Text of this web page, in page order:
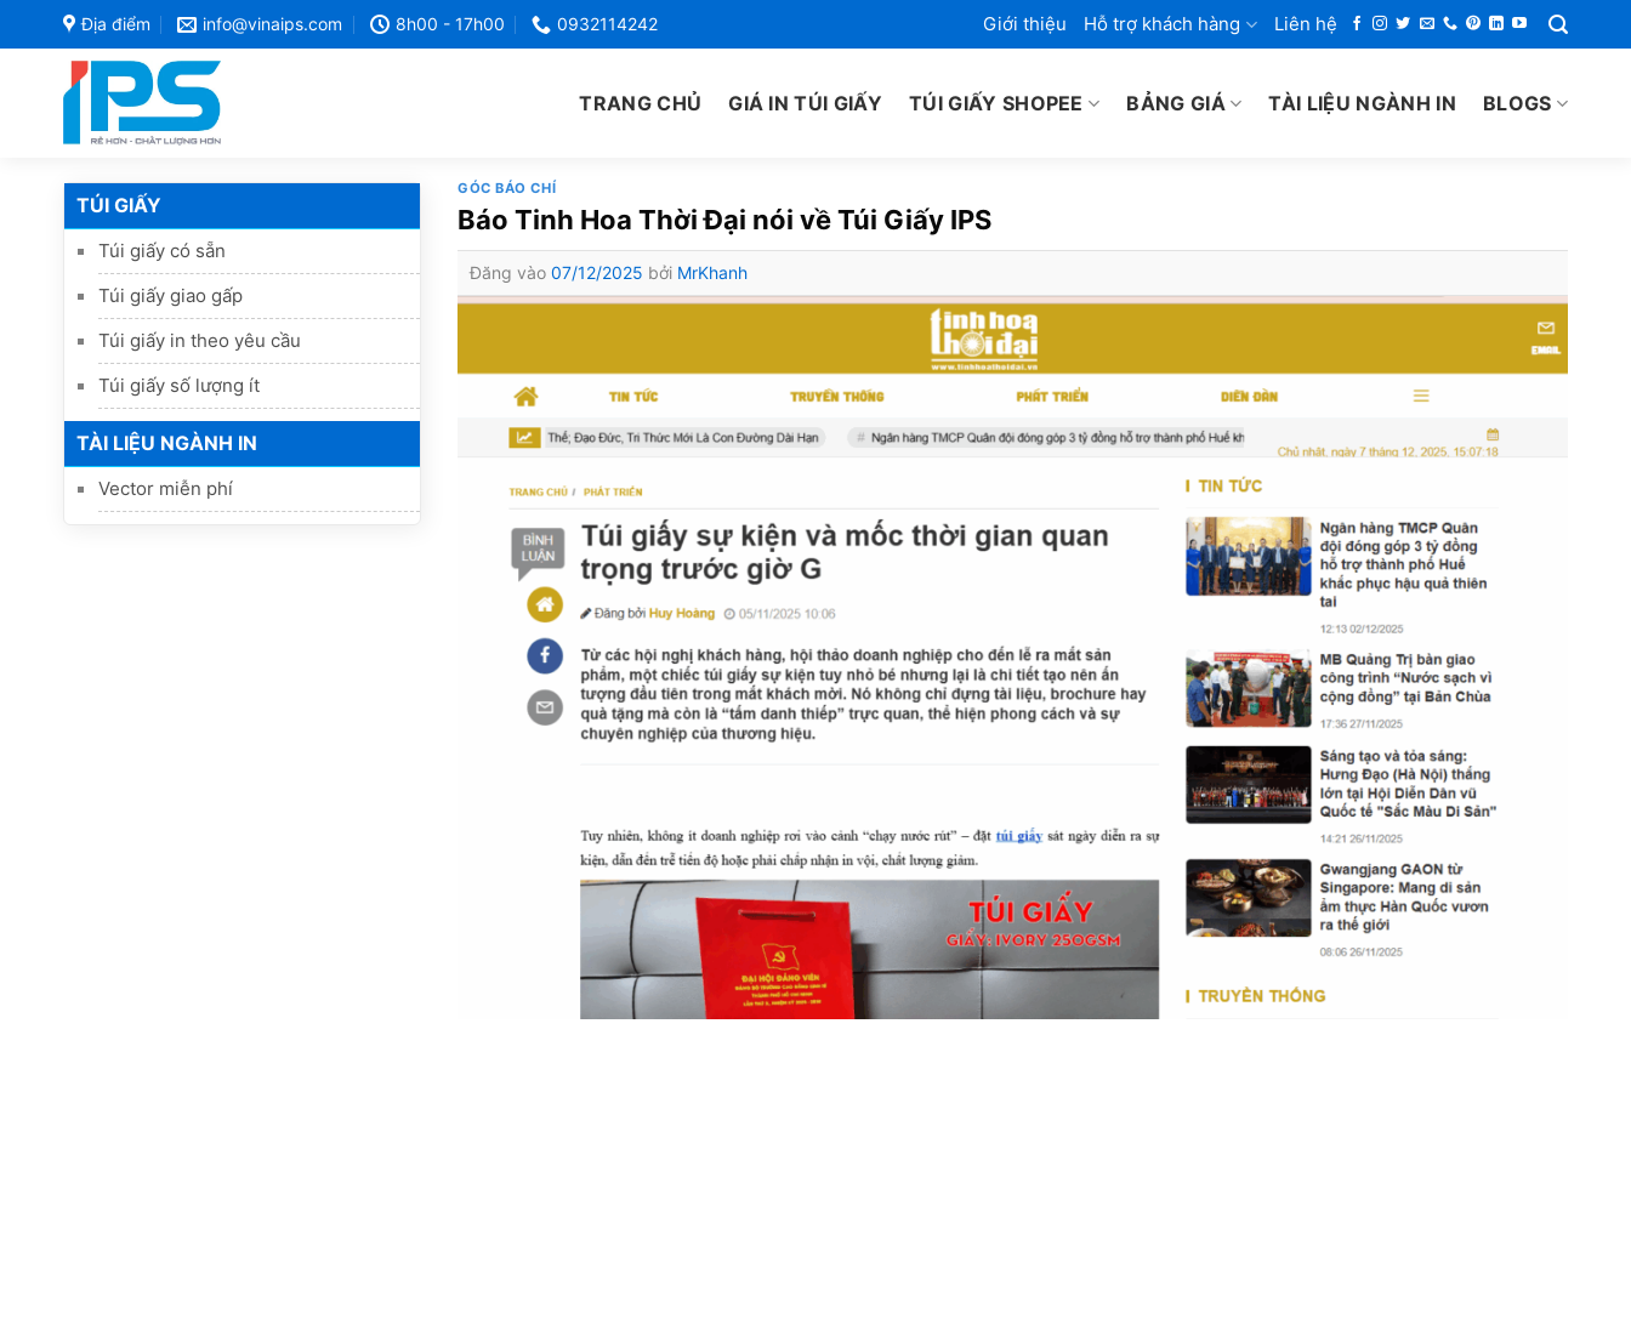
qua
Địa điểm info@vinaips.com 8h00 - 17h00 0932114242 Giới thiệu Hỗ trợ khách hàng Liên hệ
TRANG CHỦ GIÁ IN TÚI GIẤY TÚI GIẤY SHOPEE BẢNG GIÁ TÀI LIỆU NGÀNH IN BLOGS
TÚI GIẤY
Túi giấy có sẵn
Túi giấy giao gấp
Túi giấy in theo yêu cầu
Túi giấy số lượng ít
TÀI LIỆU NGÀNH IN
Vector miễn phí
GÓC BÁO CHÍ
Báo Tinh Hoa Thời Đại nói về Túi Giấy IPS
Đăng vào 07/12/2025 bởi MrKhanh